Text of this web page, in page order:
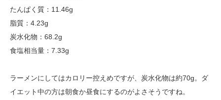
たんぱく質：11.46g
脂質：4.23g
炭水化物：68.2g
食塩相当量：7.33g
ラーメンにしてはカロリー控えめですが、炭水化物は約70g。ダ
イエット中の方は朝食か昼食にするのがよさそうですね。